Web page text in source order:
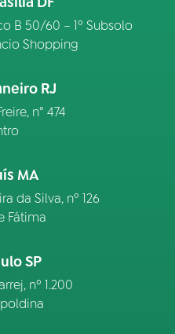
B 50/60 – 1º Subsolo
Shopping
RJ
n° 474
MA
da Silva, nº 126
Fátima
SP
nº 1.200